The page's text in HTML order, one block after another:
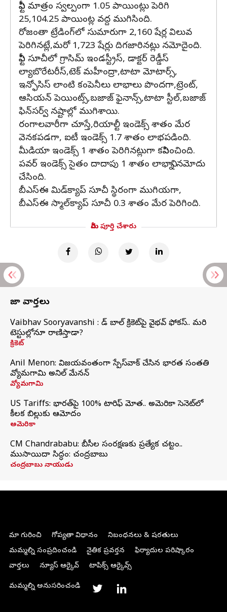
నిఫ్టీ మాత్రం స్వల్పంగా 1.05 పాయింట్లు పెరిగి
25,104.25 పాయింట్ల వద్ద ముగిసింది.
రోజంతా ట్రేడింగ్‌లో సుమారుగా 2,160 షేర్ల విలువ
పెరిగినట్లే,మరో 1,723 షేర్లు దిగజారినట్లు నమోదైంది.
నిఫ్టీ సూచీలో గ్రాసిమ్ ఇండస్ట్రీస్, డాక్టర్ రెడ్డీస్
ల్యాబొరేటరీస్,టెక్ మహీంద్రా,టాటా మోటార్స్,
ఇన్ఫోసిస్ లాంటి కంపెనీలు లాభాలు పొందగా,ట్రెంట్,
ఆసియన్ పెయింట్స్,బజాజ్ ఫైనాన్స్,టాటా స్టీల్,బజాజ్
ఫిన్‌సర్వ్ నష్టాల్లో ముగిశాయి.
రంగాలవారీగా చూస్తే,రియాల్టీ ఇండెక్స్ శాతం మేర
వెనకపడగా, ఐటీ ఇండెక్స్ 1.7 శాతం లాభపడింది.
మీడియా ఇండెక్స్ 1 శాతం పెరిగినట్లుగా కనిపించింది.
పవర్ ఇండెక్స్ సైతం దాదాపు 1 శాతం లాభాన్ని నమోదు
చేసింది.
బీఎస్‌ఈ మిడ్‌క్యాప్ సూచీ స్థిరంగా ముగియగా,
బీఎస్‌ఈ స్మాల్‌క్యాప్ సూచీ 0.3 శాతం మేర పెరిగింది.
మీరు పూర్తి చేశారు
తాజా వార్తలు
Vaibhav Sooryavanshi : రెడ్ బాల్ క్రికెట్‌పై వైభవ్ ఫోకస్.. మరి
టెస్టుల్లోనూ రాణిస్తాడా?
క్రికెట్
Anil Menon: విజయవంతంగా స్పేస్‌వాక్‌ చేసిన భారత సంతతి
వ్యోమగామి అనిల్‌ మేనన్
వ్యోమగామి
US Tariffs: భారత్‌పై 100% టారిఫ్‌ మోత.. అమెరికా సెనెట్‌లో
కీలక బిల్లుకు ఆమోదం
అమెరికా
CM Chandrababu: బీసీల సంరక్షణకు ప్రత్యేక చట్టం..
ముసాయిదా సిద్ధం: చంద్రబాబు
చంద్రబాబు నాయుడు
మా గురించి గోప్యతా విధానం
నిబంధనలు & షరతులు
మమ్మల్ని సంప్రదించండి
నైతిక ప్రవర్తన
ఫిర్యాదుల పరిష్కారం
వార్తలు
న్యూస్ ఆర్కైవ్ టాపిక్స్ ఆర్కైవ్స్
మమ్మల్ని అనుసరించండి